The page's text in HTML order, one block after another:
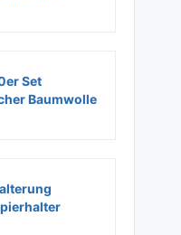
Set
Baumwolle